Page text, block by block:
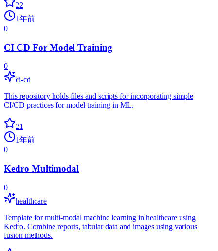
22
1年前
0
CI CD For Model Training
0
ci-cd
This repository holds files and scripts for incorporating simple
CI/CD practices for model training in ML.
21
1年前
0
Kedro Multimodal
0
healthcare
Template for multi-modal machine learning in healthcare using
Kedro. Combine reports, tabular data and images using various
fusion methods.